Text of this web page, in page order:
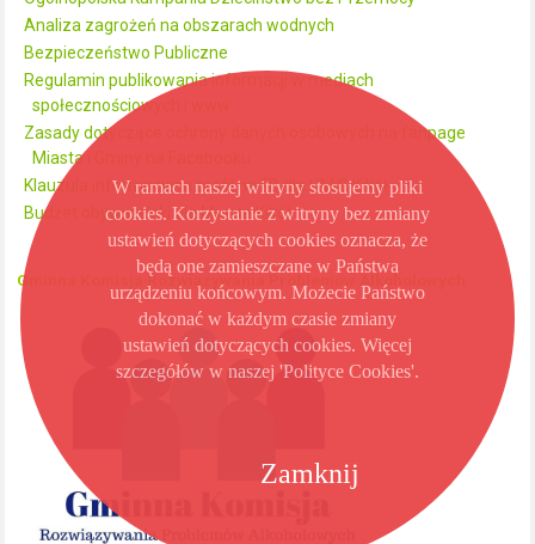
Analiza zagrożeń na obszarach wodnych
Bezpieczeństwo Publiczne
Regulamin publikowania informacji w mediach
społecznościowych i www
Zasady dotyczące ochrony danych osobowych na fanpage
Miasta i Gminy na Facebooku
Klauzula informacyjna profil na FB dla UMiG Kikół
Budżet obywatelski dla Miasta Kikół
Gminna Komisja Rozwiązywania Problemów Alkoholowych
Zamknij
W ramach naszej witryny stosujemy pliki
cookies. Korzystanie z witryny bez zmiany
ustawień dotyczących cookies oznacza, że
będą one zamieszczane w Państwa
urządzeniu końcowym. Możecie Państwo
dokonać w każdym czasie zmiany
ustawień dotyczących cookies. Więcej
szczegółów w naszej 'Polityce Cookies'.